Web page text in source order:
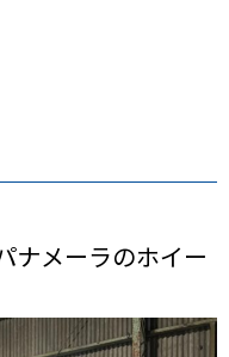
ナメーラのホイー